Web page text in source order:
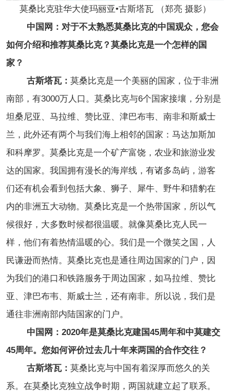
莫桑比克驻华大使玛丽亚•古斯塔瓦 （郑亮 摄影）
中国网：对于不太熟悉莫桑比克的中国观众，您会
如何介绍和推荐莫桑比克？莫桑比克是一个怎样的国
家？
古斯塔瓦： 莫桑比克是一个美丽的国家，位于非洲
南部，有3000万人口。莫桑比克与6个国家接壤，分别是
坦桑尼亚、马拉维、赞比亚、津巴布韦、南非和斯威士
兰，此外还有两个与我们海上相邻的国家：马达加斯加
和科摩罗。莫桑比克是一个矿产富饶，农业和旅游业发
达的国家。我国拥有漫长的海岸线，有诸多岛屿，游客
们还有机会看到包括大象、狮子、犀牛、野牛和猎豹在
内的非洲五大动物。莫桑比克是一个热带国家，所以气
候很好，大多数时候都很温暖。就像莫桑比克人民一
样，他们有着热情温暖的心。我们是一个微笑之国，人
民谦逊而热情。莫桑比克也是通往周边国家的门户，因
为我们的港口和铁路服务于周边国家，如马拉维、赞比
亚、津巴布韦、斯威士兰，还有南非。所以说，我们是
通往非洲南部内陆国家的门户。
中国网：2020年是莫桑比克建国45周年和中莫建交
45周年。您如何评价过去几十年来两国的合作交往？
古斯塔瓦： 莫桑比克与中国有着深厚而悠久的关
系。在莫桑比克独立战争时期，两国就建立起了联系。